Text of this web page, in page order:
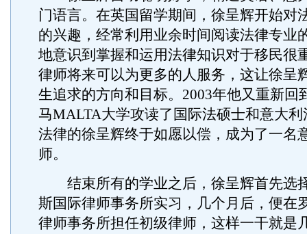
门语言。在英国留学期间，徐呈辉开始对
的兴趣，经常利用业余时间阅读法律专业
地意识到掌握和运用法律知识对于移民很
律师将来可以为更多的人服务，这让徐呈
生追求的方向和目标。2003年他又重新回
马MALTA大学攻读了国际法硕士和意大
法律的徐呈辉终于如愿以偿，成为了一名
师。
结束所有的学业之后，徐呈辉首先选
斯国际律师事务所实习，几个月后，便在
律师事务所担任初级律师，这样一干就是